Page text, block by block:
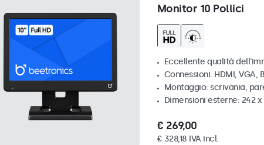
Monitor 10 Pollici
Eccellente qualità
Connessioni: HDMI, VGA,
Montaggio: scrivania,
Dimensioni esterne: 242 x
€ 269,00
€ 328,18 IVA incl.